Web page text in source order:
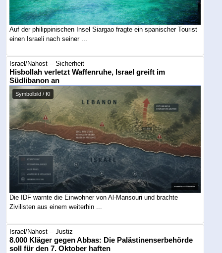
Auf der philippinischen Insel Siargao fragte ein spanischer Tourist
einen Israeli nach seiner ...
Israel/Nahost -- Sicherheit
Hisbollah verletzt Waffenruhe, Israel greift im
Südlibanon an
Symbolbild / KI
Die IDF warnte die Einwohner von Al-Mansouri und brachte
Zivilisten aus einem weiterhin ...
Israel/Nahost -- Justiz
8.000 Kläger gegen Abbas: Die Palästinenserbehörde
soll für den 7. Oktober haften